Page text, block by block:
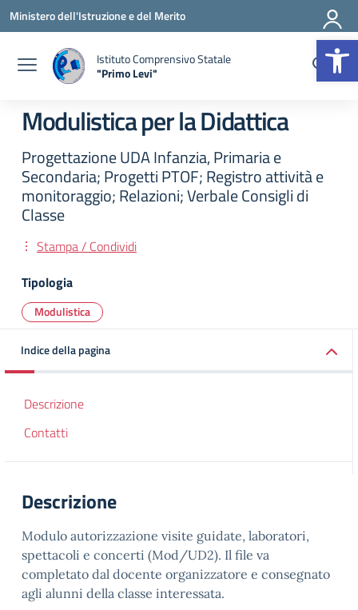
Vai ai contenuti
Vai al menu di navigazione
Vai al footer
Ministero dell'Istruzione e del Merito
Istituto Comprensivo Statale
"Primo Levi"
Modulistica per la Didattica
Progettazione UDA Infanzia, Primaria e
Secondaria; Progetti PTOF; Registro attività e
monitoraggio; Relazioni; Verbale Consigli di
Classe
Stampa / Condividi
Tipologia
Modulistica
Indice della pagina
Descrizione
Contatti
Descrizione
Modulo autorizzazione visite guidate, laboratori,
spettacoli e concerti (Mod/UD2). Il file va
completato dal docente organizzatore e consegnato
agli alunni della classe interessata.